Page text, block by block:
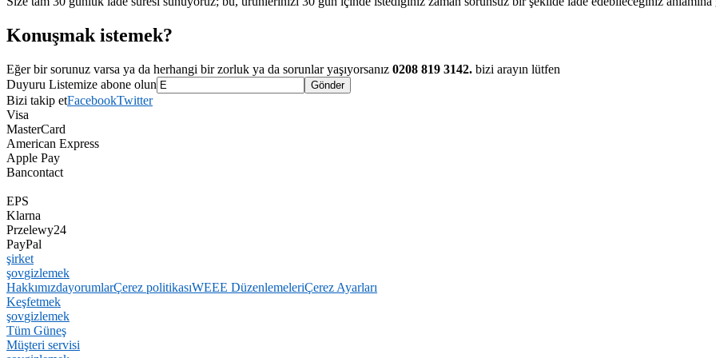
Konuşmak istemek?
Eğer bir sorunuz varsa ya da herhangi bir zorluk ya da sorunlar yaşıyorsanız 0208 819 3142. bizi arayın lütfen
Duyuru Listemize abone olun
Bizi takip etFacebookTwitter
Visa
MasterCard
American Express
Apple Pay
Bancontact
EPS
Klarna
Przelewy24
PayPal
şirket
şovgizlemek
HakkımızdayorumlarÇerez politikasıWEEE DüzenlemeleriÇerez Ayarları
Keşfetmek
şovgizlemek
Tüm Güneş
Müşteri servisi